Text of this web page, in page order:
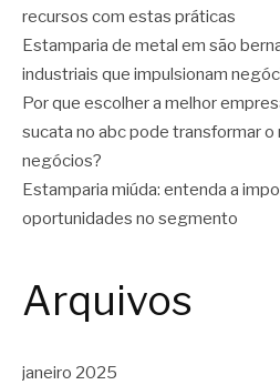
recursos com estas práticas
Estamparia de metal em são
industriais que impulsionam
Por que escolher a melhor
sucata no abc pode transformar
negócios?
Estamparia miúda: entenda a
oportunidades no segmento
Arquivos
janeiro 2025